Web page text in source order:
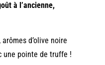
à l’ancienne,
d’olive noire
une pointe de truffe !